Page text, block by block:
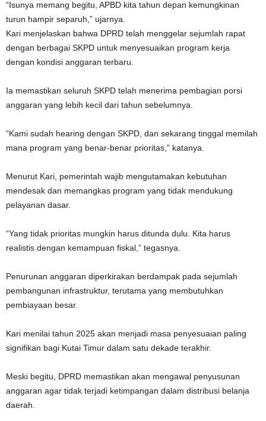
“Isunya memang begitu, APBD kita tahun depan kemungkinan
turun hampir separuh,” ujarnya.
Kari menjelaskan bahwa DPRD telah menggelar sejumlah rapat
dengan berbagai SKPD untuk menyesuaikan program kerja
dengan kondisi anggaran terbaru.
Ia memastikan seluruh SKPD telah menerima pembagian porsi
anggaran yang lebih kecil dari tahun sebelumnya.
“Kami sudah hearing dengan SKPD, dan sekarang tinggal memilah
mana program yang benar-benar prioritas,” katanya.
Menurut Kari, pemerintah wajib mengutamakan kebutuhan
mendesak dan memangkas program yang tidak mendukung
pelayanan dasar.
“Yang tidak prioritas mungkin harus ditunda dulu. Kita harus
realistis dengan kemampuan fiskal,” tegasnya.
Penurunan anggaran diperkirakan berdampak pada sejumlah
pembangunan infrastruktur, terutama yang membutuhkan
pembiayaan besar.
Kari menilai tahun 2025 akan menjadi masa penyesuaian paling
signifikan bagi Kutai Timur dalam satu dekade terakhir.
Meski begitu, DPRD memastikan akan mengawal penyusunan
anggaran agar tidak terjadi ketimpangan dalam distribusi belanja
daerah.